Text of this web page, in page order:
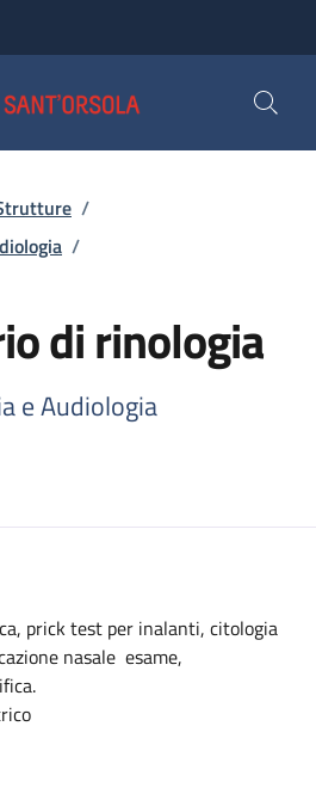
/
/
di rinologia
e Audiologia
prick test per inalanti, citologia
nasale esame,